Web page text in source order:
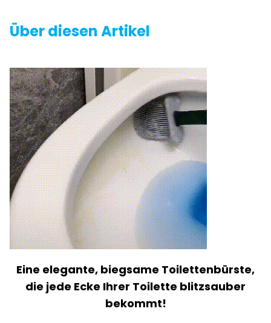
Über diesen Artikel
Eine elegante, biegsame Toilettenbürste,
die jede Ecke Ihrer Toilette blitzsauber
bekommt!